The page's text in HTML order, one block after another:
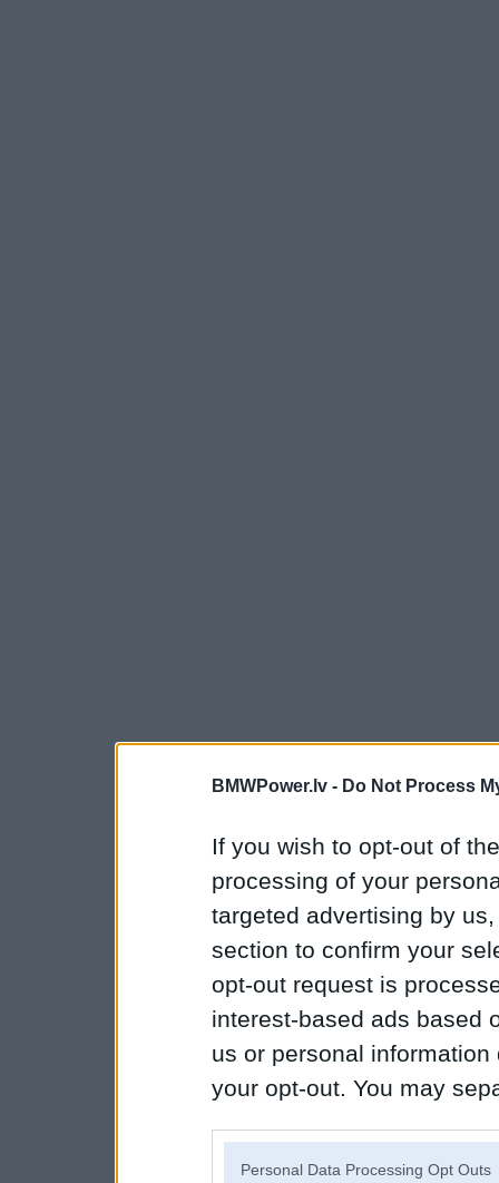
BMWPower.lv - Do Not Process
If you wish to opt-out of
processing of your
targeted advertising by
section to confirm your
opt-out request is
interest-based ads based
us or personal
your opt-out. You may
Personal Data Processing Opt Outs